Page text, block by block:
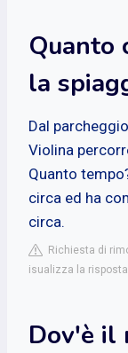
Quanto
la
Dal
Violina
Quanto
circa ed ha
circa.
Richiesta di
isualizza la
Dov'è il